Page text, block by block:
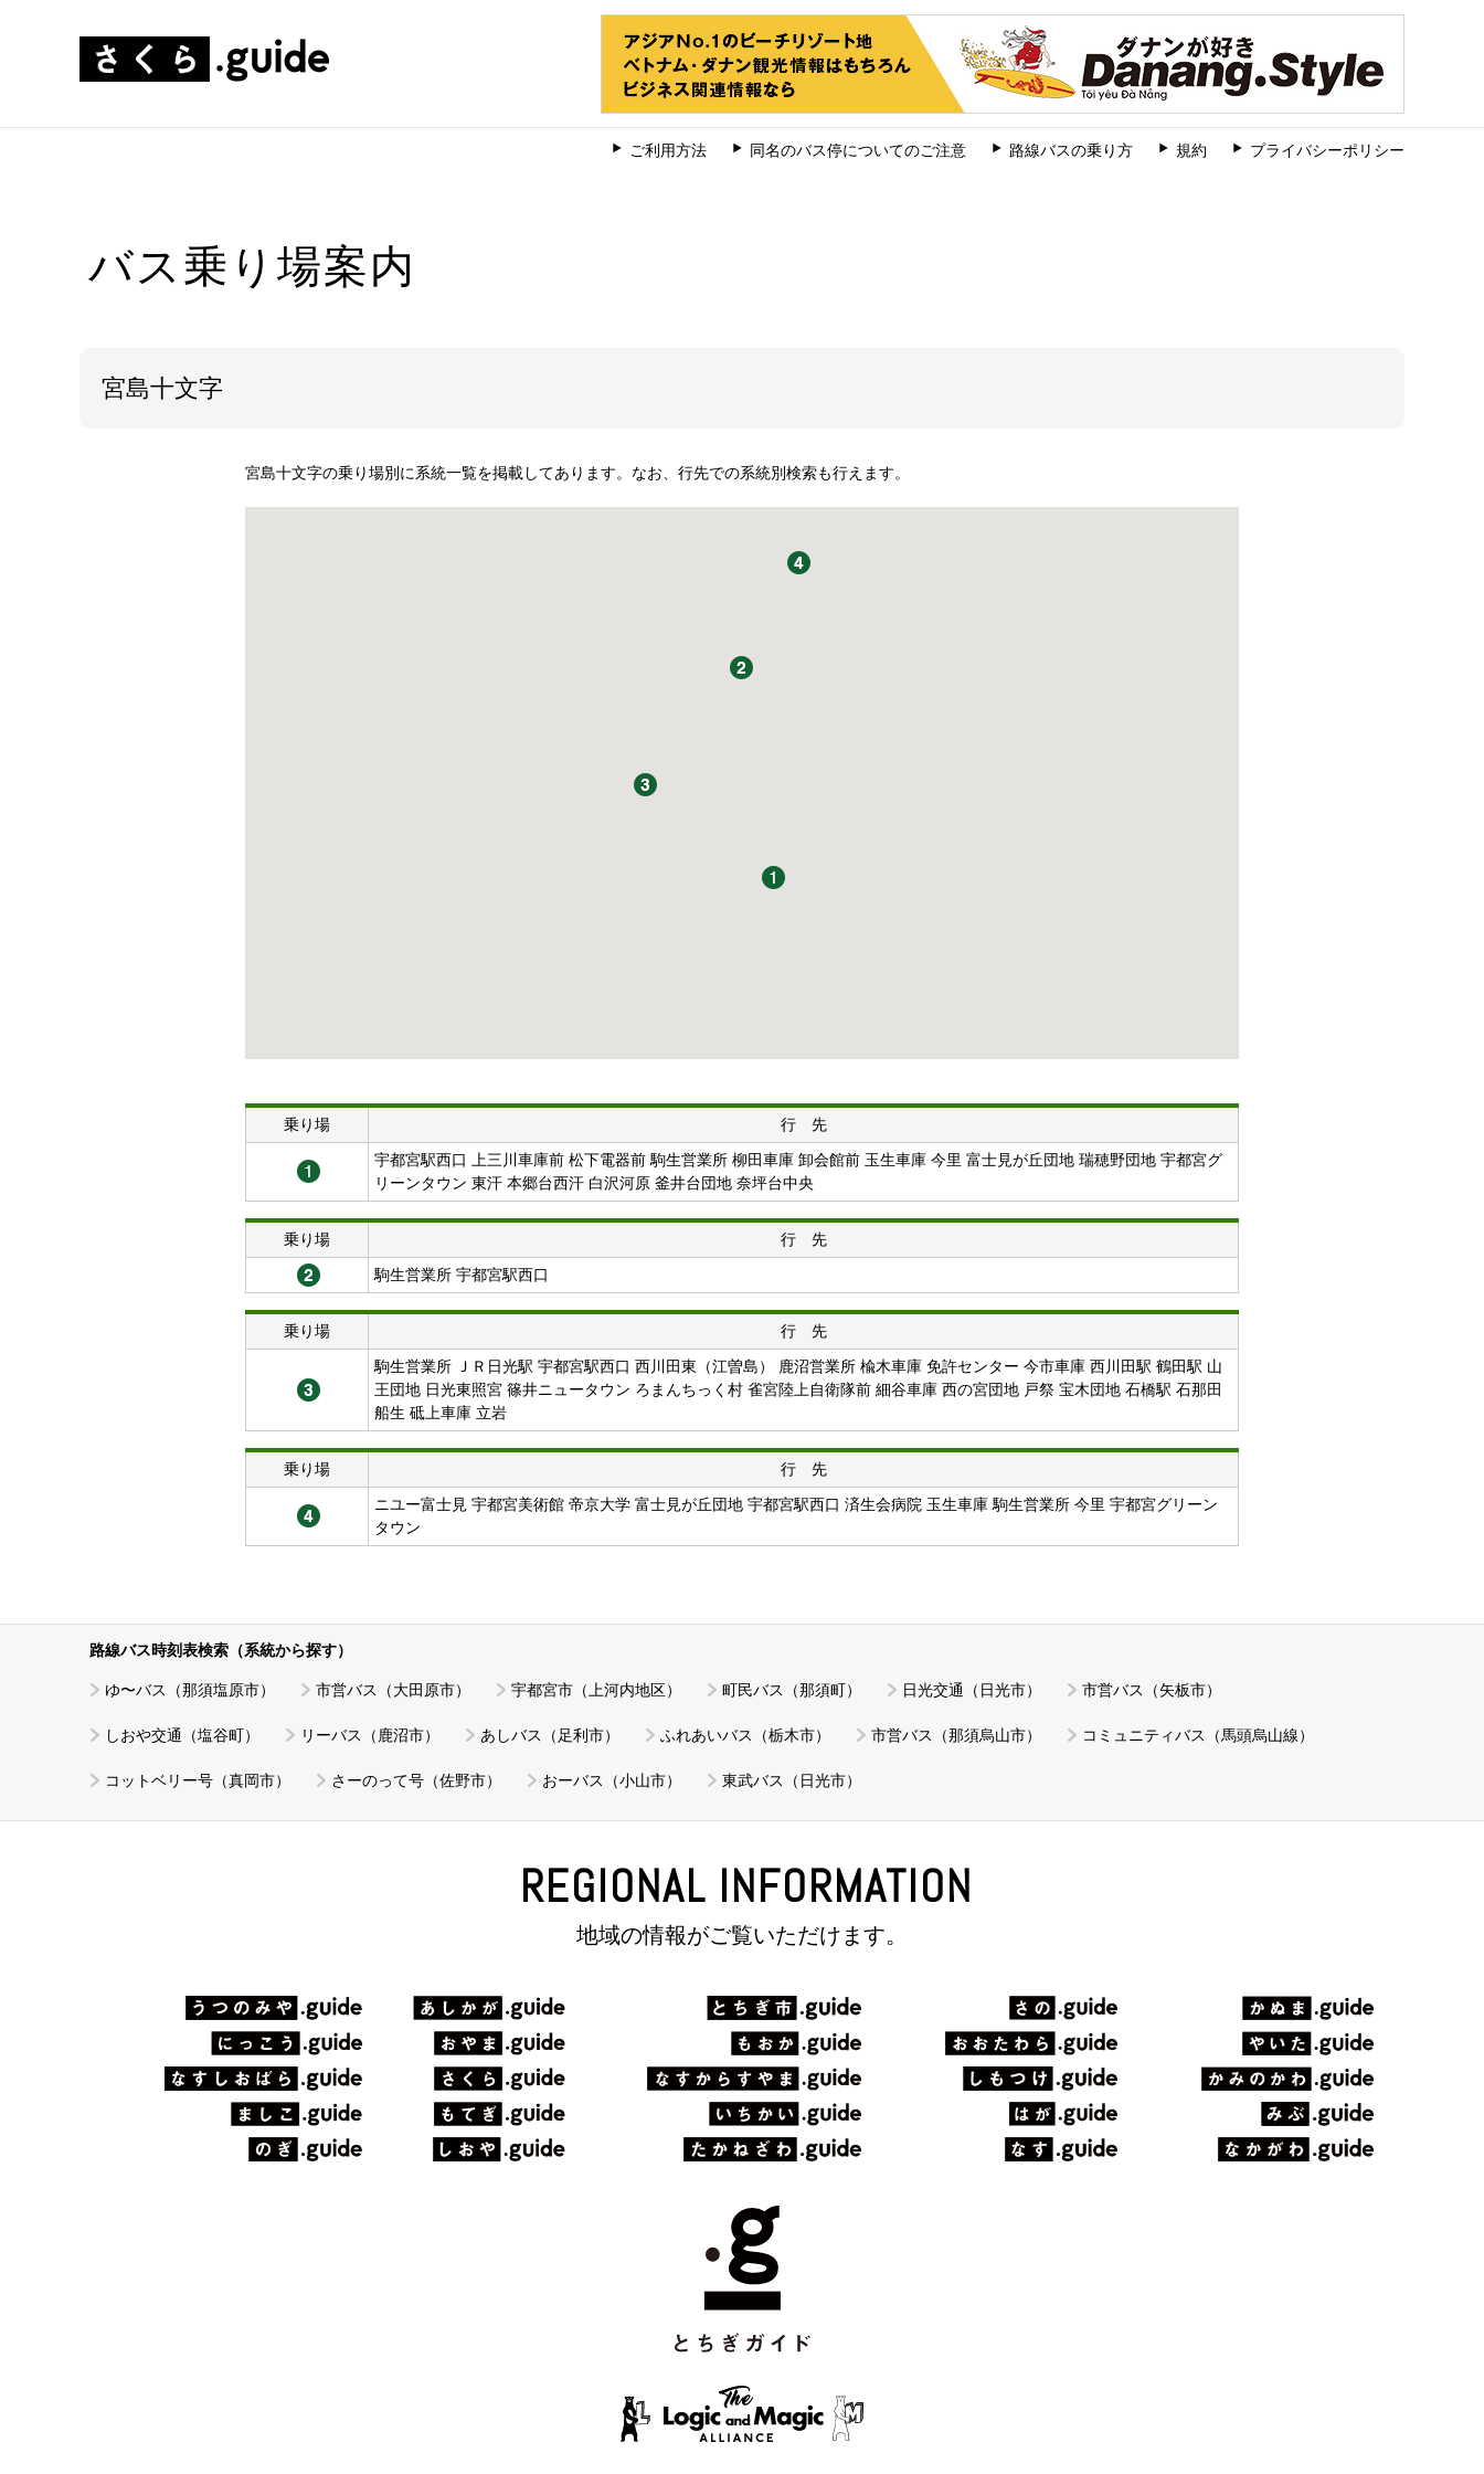
ご利用方法 同名のバス停についてのご注意 路線バスの乗り方 規約 プライバシーポリシー
バス乗り場案内
宮島十文字
宮島十文字の乗り場別に系統一覧を掲載してあります。なお、行先での系統別検索も行えます。
乗り場
行 先
宇都宮駅西口 上三川車庫前 松下電器前 駒生営業所 柳田車庫 卸会館前 玉生車庫 今里 富士見が丘団地 瑞穂野団地 宇都宮グ
リーンタウン 東汗 本郷台西汗 白沢河原 釜井台団地 奈坪台中央
乗り場
行 先
駒生営業所 宇都宮駅西口
乗り場
行 先
駒生営業所 ＪＲ日光駅 宇都宮駅西口 西川田東（江曽島） 鹿沼営業所 楡木車庫 免許センター 今市車庫 西川田駅 鶴田駅 山
王団地 日光東照宮 篠井ニュータウン ろまんちっく村 雀宮陸上自衛隊前 細谷車庫 西の宮団地 戸祭 宝木団地 石橋駅 石那田
船生 砥上車庫 立岩
乗り場
行 先
ニユー富士見 宇都宮美術館 帝京大学 富士見が丘団地 宇都宮駅西口 済生会病院 玉生車庫 駒生営業所 今里 宇都宮グリーン
タウン
路線バス時刻表検索（系統から探す）
ゆ〜バス（那須塩原市） 市営バス（大田原市） 宇都宮市（上河内地区） 町民バス（那須町） 日光交通（日光市） 市営バス（矢板市）
しおや交通（塩谷町） リーバス（鹿沼市） あしバス（足利市） ふれあいバス（栃木市） 市営バス（那須烏山市） コミュニティバス（馬頭烏山線）
コットベリー号（真岡市） さーのって号（佐野市） おーバス（小山市） 東武バス（日光市）
REGIONAL INFORMATION
地域の情報がご覧いただけます。